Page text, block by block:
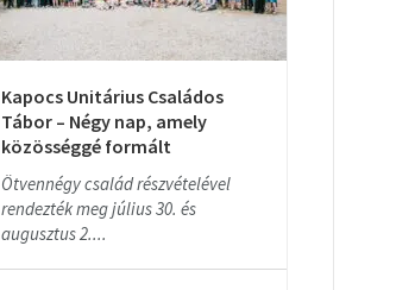
Kapocs Unitárius Családos
Tábor – Négy nap, amely
közösséggé formált
Ötvennégy család részvételével
rendezték meg július 30. és
augusztus 2....